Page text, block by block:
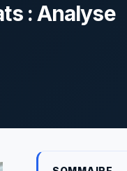
: Analyse